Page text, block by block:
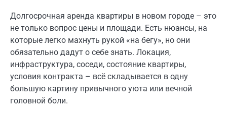
Долгосрочная аренда квартиры в новом городе – это
не только вопрос цены и площади. Есть нюансы, на
которые легко махнуть рукой «на бегу», но они
обязательно дадут о себе знать. Локация,
инфраструктура, соседи, состояние квартиры,
условия контракта – всё складывается в одну
большую картину привычного уюта или вечной
головной боли.